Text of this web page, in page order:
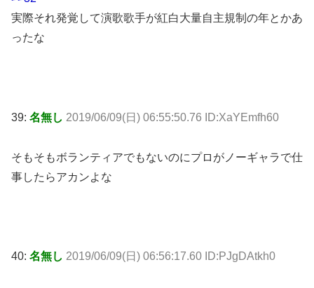
実際それ発覚して演歌歌手が紅白大量自主規制の年とかあ
ったな
39: 名無し 2019/06/09(日) 06:55:50.76 ID:XaYEmfh60
そもそもボランティアでもないのにプロがノーギャラで仕
事したらアカンよな
40: 名無し 2019/06/09(日) 06:56:17.60 ID:PJgDAtkh0